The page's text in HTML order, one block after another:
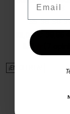
5343
35 36 38
Precio
32,00 €
5/5 (7
¡EN OFERTA!